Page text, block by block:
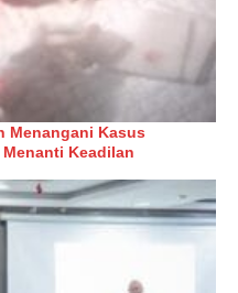
Menangani Kasus
Keadilan